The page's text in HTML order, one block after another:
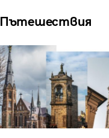
Пътешествия